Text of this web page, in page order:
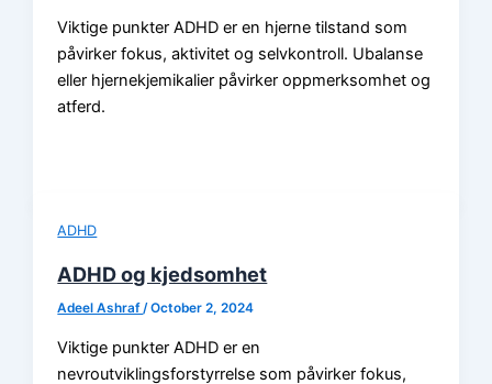
Viktige punkter ADHD er en hjerne tilstand som
påvirker fokus, aktivitet og selvkontroll. Ubalanse
eller hjernekjemikalier påvirker oppmerksomhet og
atferd.
ADHD
ADHD og kjedsomhet
Adeel Ashraf/October 2, 2024
Viktige punkter ADHD er en
nevroutviklingsforstyrrelse som påvirker fokus,